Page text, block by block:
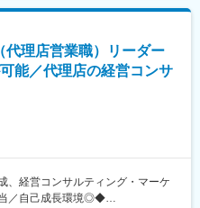
代理店営業職）リーダー
能／代理店の経営コンサ
経営コンサルティング・マーケ
／自己成長環境◎◆